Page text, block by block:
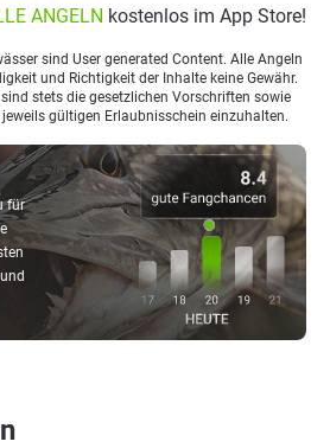
für
ANGELN kostenlos im App Store!
sind User generated Content. Alle Angeln
und Richtigkeit der Inhalte keine Gewähr.
stets die gesetzlichen Vorschriften sowie
gültigen Erlaubnisschein einzuhalten.